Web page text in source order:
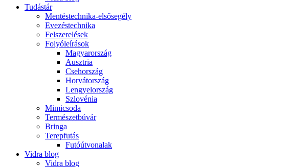
Tudástár
Mentéstechnika-elsősegély
Evezéstechnika
Felszerelések
Folyóleírások
Magyarország
Ausztria
Csehország
Horvátország
Lengyelország
Szlovénia
Mimicsoda
Természetbúvár
Bringa
Terepfutás
Futóútvonalak
Vidra blog
Vidra blog